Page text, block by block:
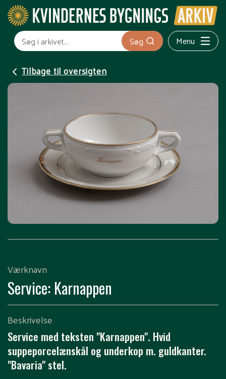
Søg Menu
Værknavn
Service: Karnappen
Beskrivelse
Service med teksten "Karnappen". Hvid
suppeporcelænskål og underkop m. guldkanter.
"Bavaria" stel.
Tilbage til oversigten